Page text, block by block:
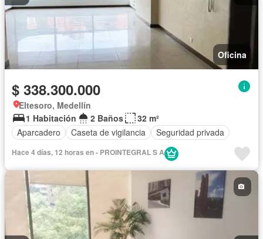
Oficina
$ 338.300.000
Eltesoro, Medellín
1 Habitación
2 Baños
32 m²
Aparcadero
Caseta de vigilancia Seguridad privada
Hace 4 días, 12 horas en - PROINTEGRAL S A